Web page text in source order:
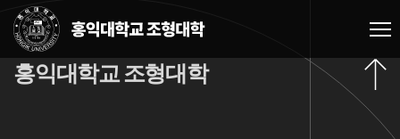
홍익대학교 조형대학